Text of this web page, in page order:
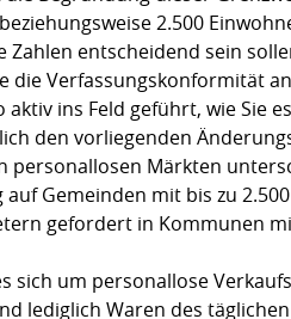
2.500
Zahlen entscheidend sein
die Verfassungskonformität
ins Feld geführt, wie Sie
den vorliegenden
personallosen Märkten
Gemeinden mit bis zu
gefordert in Kommunen
sich um personallose
lediglich Waren des